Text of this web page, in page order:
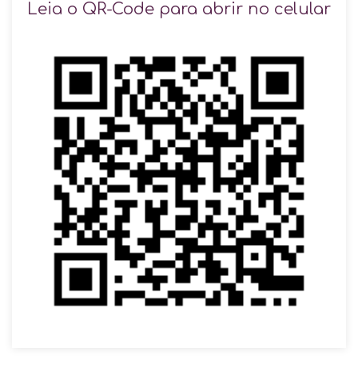
Leia o QR-Code para abrir no celular